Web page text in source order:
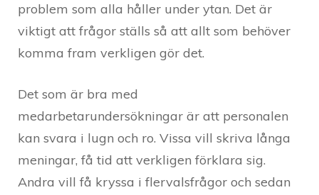
problem som alla håller under ytan. Det är
viktigt att frågor ställs så att allt som behöver
komma fram verkligen gör det.
Det som är bra med
medarbetarundersökningar är att personalen
kan svara i lugn och ro. Vissa vill skriva långa
meningar, få tid att verkligen förklara sig.
Andra vill få kryssa i flervalsfrågor och sedan